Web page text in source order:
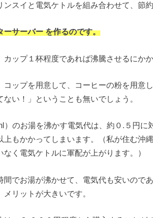
スイと電気ケトルを組み合わせて、節
ーサーバー を作るのです。
ップ１杯程度であれば沸騰させるにか
コップを用意して、コーヒーの粉を用意
い！」ということも無いでしょう。
）のお湯を沸かす電気代は、約０.５円
上もかかってしまいます。（私が住む沖
く電気ケトルに軍配が上がります。）
間でお湯が沸かせて、電気代も安いので
リットが大きいです。